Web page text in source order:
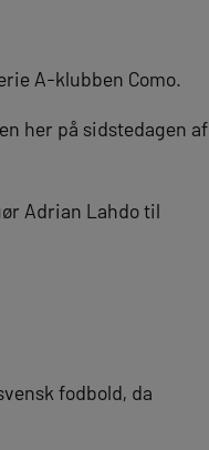
A-klubben Como.
her på sidstedagen af
Adrian Lahdo til
fodbold, da